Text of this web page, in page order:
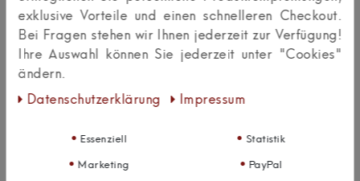
edle 80 cm Wand-Handtuchhalterin Aluminium –
extra-lang für Saunatücher, Strand- oder Badetücher.
Auch Holz-Metall-Kombinationen bieten wir, falls Sie
warme, natürliche Akzente setzen möchten.
Materialien, Oberflächen &
oder hochwertigem
– in
exklusive Vorteile und einen schnelleren Checkout.
Bei Fragen stehen wir Ihnen jederzeit zur Verfügung!
Ihre Auswahl können Sie jederzeit unter "Cookies"
ändern.
Daten­schutz­erklärung
Impressum
Essenziell Statistik
Marketing PayPal